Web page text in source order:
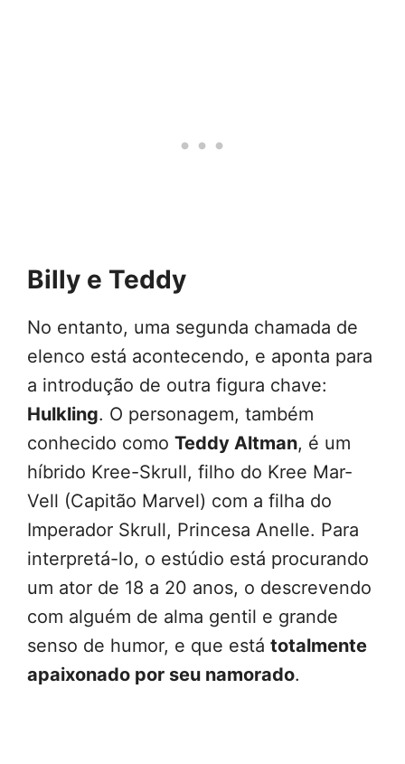
Billy e Teddy
No entanto, uma segunda chamada de
elenco está acontecendo, e aponta para
a introdução de outra figura chave:
Hulkling. O personagem, também
conhecido como Teddy Altman, é um
híbrido Kree-Skrull, filho do Kree Mar-
Vell (Capitão Marvel) com a filha do
Imperador Skrull, Princesa Anelle. Para
interpretá-lo, o estúdio está procurando
um ator de 18 a 20 anos, o descrevendo
com alguém de alma gentil e grande
senso de humor, e que está totalmente
apaixonado por seu namorado.